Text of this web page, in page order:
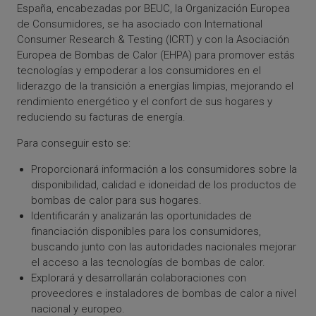
España, encabezadas por BEUC, la Organización Europea
de Consumidores, se ha asociado con International
Consumer Research & Testing (ICRT) y con la Asociación
Europea de Bombas de Calor (EHPA) para promover estás
tecnologías y empoderar a los consumidores en el
liderazgo de la transición a energías limpias, mejorando el
rendimiento energético y el confort de sus hogares y
reduciendo su facturas de energía.
Para conseguir esto se:
Proporcionará información a los consumidores sobre la
disponibilidad, calidad e idoneidad de los productos de
bombas de calor para sus hogares.
Identificarán y analizarán las oportunidades de
financiación disponibles para los consumidores,
buscando junto con las autoridades nacionales mejorar
el acceso a las tecnologías de bombas de calor.
Explorará y desarrollarán colaboraciones con
proveedores e instaladores de bombas de calor a nivel
nacional y europeo.